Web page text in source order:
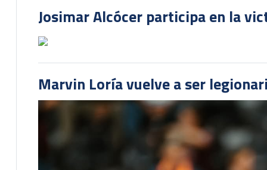
Josimar Alcócer participa en la
Marvin Loría vuelve a ser